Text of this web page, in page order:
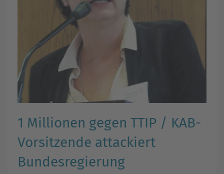
1 Millionen gegen TTIP / KAB-
Vorsitzende attackiert
Bundesregierung